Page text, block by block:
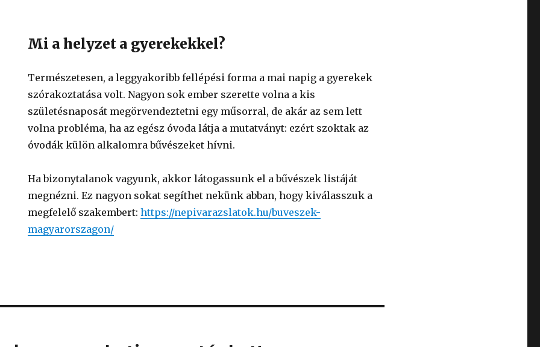
Mi a helyzet a gyerekekkel?
Természetesen, a leggyakoribb fellépési forma a mai napig a gyerekek
szórakoztatása volt. Nagyon sok ember szerette volna a kis
születésnaposát megörvendeztetni egy műsorral, de akár az sem lett
volna probléma, ha az egész óvoda látja a mutatványt: ezért szoktak az
óvodák külön alkalomra bűvészeket hívni.
Ha bizonytalanok vagyunk, akkor látogassunk el a bűvészek listáját
megnézni. Ez nagyon sokat segíthet nekünk abban, hogy kiválasszuk a
megfelelő szakembert:https://nepivarazslatok.hu/buveszek-
magyarorszagon/